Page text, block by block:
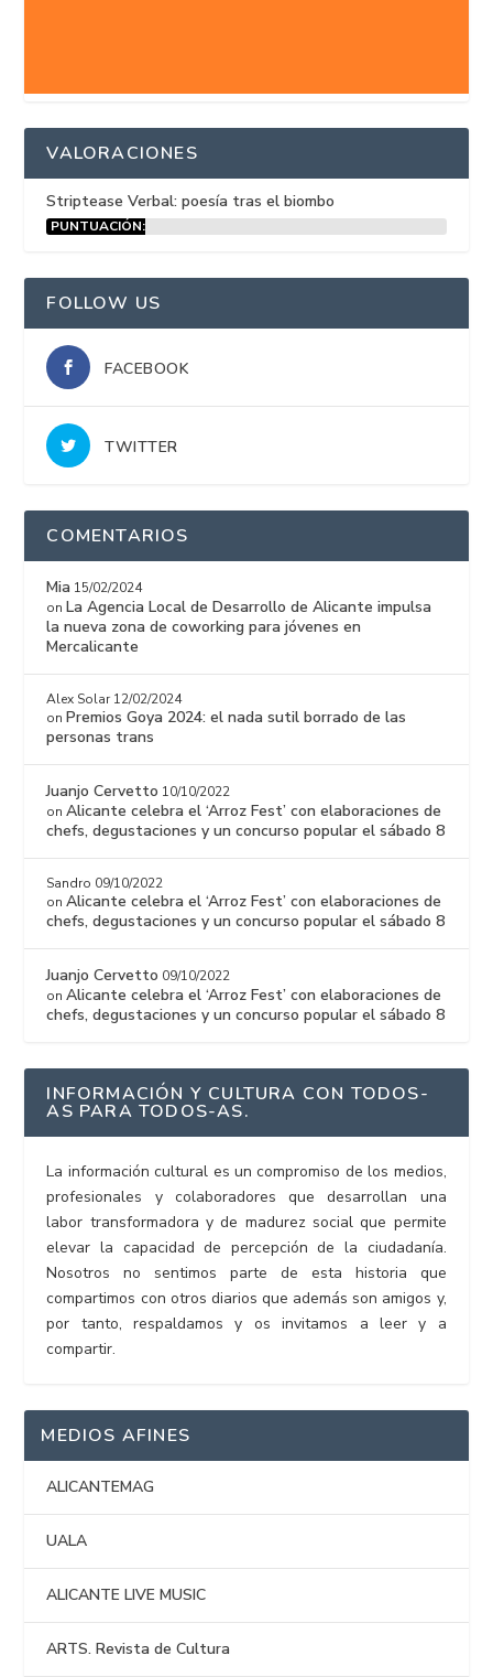
VALORACIONES
Striptease Verbal: poesía tras el biombo
PUNTUACIÓN:
FOLLOW US
FACEBOOK
TWITTER
COMENTARIOS
Mia 15/02/2024
onLa Agencia Local de Desarrollo de Alicante impulsa
la nueva zona de coworking para jóvenes en
Mercalicante
Alex Solar 12/02/2024
onPremios Goya 2024: el nada sutil borrado de las
personas trans
Juanjo Cervetto 10/10/2022
onAlicante celebra el ‘Arroz Fest’ con elaboraciones de
chefs, degustaciones y un concurso popular el sábado 8
Sandro 09/10/2022
onAlicante celebra el ‘Arroz Fest’ con elaboraciones de
chefs, degustaciones y un concurso popular el sábado 8
Juanjo Cervetto 09/10/2022
onAlicante celebra el ‘Arroz Fest’ con elaboraciones de
chefs, degustaciones y un concurso popular el sábado 8
INFORMACIÓN Y CULTURA CON TODOS-
AS PARA TODOS-AS.
La información cultural es un compromiso de los medios,
profesionales y colaboradores que desarrollan una
labor transformadora y de madurez social que permite
elevar la capacidad de percepción de la ciudadanía.
Nosotros no sentimos parte de esta historia que
compartimos con otros diarios que además son amigos y,
por tanto, respaldamos y os invitamos a leer y a
compartir.
MEDIOS AFINES
ALICANTEMAG
UALA
ALICANTE LIVE MUSIC
ARTS. Revista de Cultura